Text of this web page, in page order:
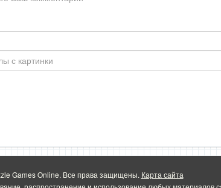
Games Online. Все права защищены. Карта сайта